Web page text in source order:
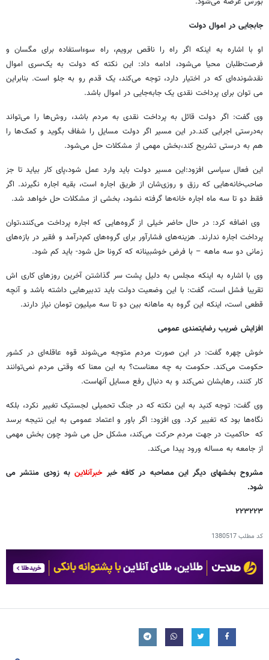
جابجایی در اموال دولت
او با اشاره به اینکه اگر راه را ناقص برویم، راه سوءاستفاده برای مگسان و
فرصت‌طلبان محیا می‌شود، ادامه داد: این نکته که دولت به یک‌سری اموال
نقدشونده‌ای که در اختیار دارد، توجه می‌کند، یک قدم رو به جلو است. بنابراین
می توان برای پرداخت نقدی یک جابه‌جایی در اموال باشد.
وی گفت: اگر دولت قائل به پرداخت‌ نقدی به مردم باشد، روش‌ها را می‌تواند
به‌درستی اجرایی کند.در این مسیر اگر دولت مسایل را شفاف بگوید و کمک‌ها را
هم به درستی تشریح کند،بخش مهمی از مشکلات حل می‌شود.
این فعال سیاسی افزود:این مسیر دولت باید وارد عمل شود،پای کار بیاید تا جز
صاحب‌خانه‌هایی که رزق و روزی‌شان از طریق اجاره است، بقیه اجاره نگیرند. اگر
فقط دو تا سه ماه اجاره خانه‌ها گرفته نشود، بخشی از مشکلات حل خواهد شد.
وی اضافه کرد: در حال حاضر خیلی از گروه‌هایی که اجاره پرداخت می‌کنند،توان
پرداخت اجاره ندارند. هزینه‌های فشارآور برای گروه‌های کم‌درآمد و فقیر در بازه‌های
زمانی دو سه ماهه – با فرض خوشبینانه که کرونا حل شود- باید کم شود.
وی با اشاره به اینکه مجلس به دلیل پشت سر گذاشتن آخرین روزهای کاری اش
تقریبا فشل است، گفت: با این وضعیت دولت باید تدبیرهایی داشته باشد و آنچه
قطعی است، اینکه این گروه به ماهانه بین دو تا سه میلیون تومان نیاز دارند.
افزایش ضریب رضایتمندی عمومی
خوش چهره گفت: در این صورت مردم متوجه می‌شوند قوه عاقله‌ای در کشور
حکومت می‌کند. حکومت به چه معناست؟ به این معنا که وقتی مردم نمی‌توانند
کار کنند، رهایشان نمی‌کند و به دنبال رفع مسایل آنهاست.
وی گفت: توجه کنید به این نکته که در جنگ تحمیلی لجستیک تغییر نکرد، بلکه
نگاه‌ها بود که تغییر کرد. وی افزود: اگر باور و اعتماد عمومی به این نتیجه برسد
که حاکمیت در جهت مردم حرکت می‌کند، مشکل حل می شود چون بخش مهمی
از جامعه به مساله ورود پیدا می‌کند.
مشروح بخشهای دیگر این مصاحبه در کافه خبرخبرآنلاینبه زودی منتشر می
شود.
۲۲۳۲۲۳
کد مطلب1380517